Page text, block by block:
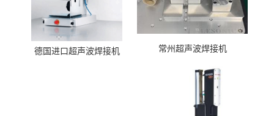
德国进口超声波焊接机 常州超声波焊接机